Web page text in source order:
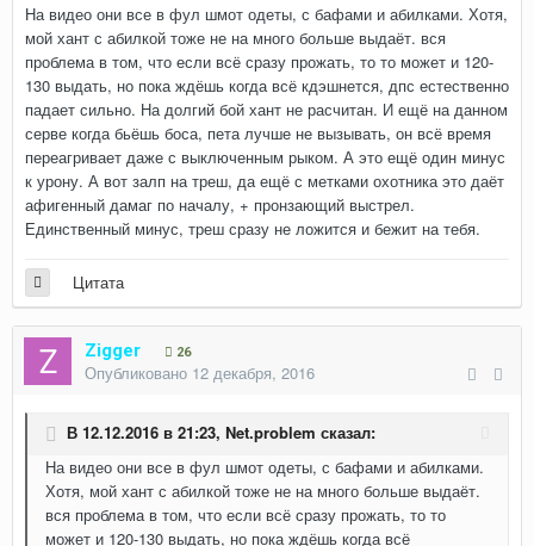
На видео они все в фул шмот одеты, с бафами и абилками. Хотя,
мой хант с абилкой тоже не на много больше выдаёт. вся
проблема в том, что если всё сразу прожать, то то может и 120-
130 выдать, но пока ждёшь когда всё кдэшнется, дпс естественно
падает сильно. На долгий бой хант не расчитан. И ещё на данном
серве когда бьёшь боса, пета лучше не вызывать, он всё время
переагривает даже с выключенным рыком. А это ещё один минус
к урону. А вот залп на треш, да ещё с метками охотника это даёт
афигенный дамаг по началу, + пронзающий выстрел.
Единственный минус, треш сразу не ложится и бежит на тебя.
Цитата
Zigger 26
Опубликовано 12 декабря, 2016
В 12.12.2016 в 21:23, Net.problem сказал:
На видео они все в фул шмот одеты, с бафами и абилками.
Хотя, мой хант с абилкой тоже не на много больше выдаёт.
вся проблема в том, что если всё сразу прожать, то то
может и 120-130 выдать, но пока ждёшь когда всё